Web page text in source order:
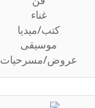
غناء
كتب/ميديا
موسيقى
عروض/مسرحيات